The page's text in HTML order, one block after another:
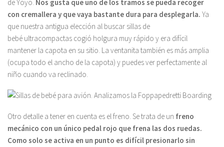
de Yoyo. Nos gusta que uno de los tramos se pueda recoger
con cremallera y que vaya bastante dura para desplegarla. Ya
que nuestra antigua elección al buscar sillas de
bebé ultracompactas cogió holgura muy rápido y era difícil
mantener la capota en su sitio. La ventanita también es más amplia
(ocupa todo el ancho de la capota) y puedes ver perfectamente al
niño cuando va reclinado.
Otro detalle a tener en cuenta es el freno. Se trata de un freno
mecánico con un único pedal rojo que frena las dos ruedas.
Como solo se activa en un punto es difícil presionarlo sin